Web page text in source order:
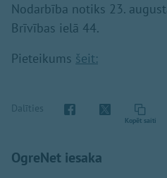
Nodarbība notiks 23.
Brīvības ielā 44.
Pieteikums šeit:
Dalīties
Kopēt saiti
OgreNet iesaka